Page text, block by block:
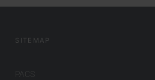
SITEMAP
PACS